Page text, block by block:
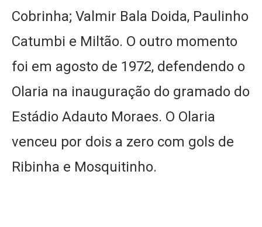
Cobrinha; Valmir Bala Doida, Paulinho
Catumbi e Miltão. O outro momento
foi em agosto de 1972, defendendo o
Olaria na inauguração do gramado do
Estádio Adauto Moraes. O Olaria
venceu por dois a zero com gols de
Ribinha e Mosquitinho.